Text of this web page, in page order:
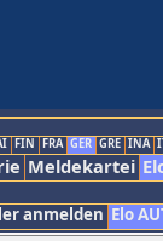
FIN FRA GER GRE INA
Meldekartei
anmelden Elo